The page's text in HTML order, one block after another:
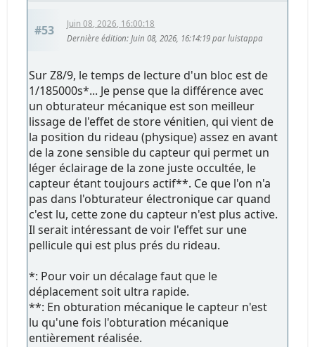
#53
Juin 08, 2026, 16:00:18
Dernière édition: Juin 08, 2026, 16:14:19 par luistappa
Sur Z8/9, le temps de lecture d'un bloc est de
1/185000s*... Je pense que la différence avec
un obturateur mécanique est son meilleur
lissage de l'effet de store vénitien, qui vient de
la position du rideau (physique) assez en avant
de la zone sensible du capteur qui permet un
léger éclairage de la zone juste occultée, le
capteur étant toujours actif**. Ce que l'on n'a
pas dans l'obturateur électronique car quand
c'est lu, cette zone du capteur n'est plus active.
Il serait intéressant de voir l'effet sur une
pellicule qui est plus prés du rideau.
*: Pour voir un décalage faut que le
déplacement soit ultra rapide.
**: En obturation mécanique le capteur n'est
lu qu'une fois l'obturation mécanique
entièrement réalisée.